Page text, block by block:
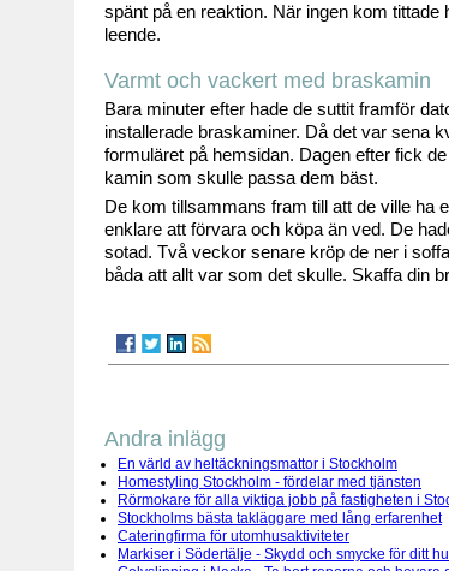
spänt på en reaktion. När ingen kom
leende.
Varmt och vackert med braskamin
Bara minuter efter hade de suttit framför
installerade braskaminer. Då det var sena
formuläret på hemsidan. Dagen efter fick
kamin som skulle passa dem bäst.
De kom tillsammans fram till att de ville ha
enklare att förvara och köpa än ved. De
sotad. Två veckor senare kröp de ner i
båda att allt var som det skulle. Skaffa din
Andra inlägg
En värld av heltäckningsmattor i Stockholm
Homestyling Stockholm - fördelar med tjänsten
Rörmokare för alla viktiga jobb på fastigheten i
Stockholms bästa takläggare med lång erfarenhet
Cateringfirma för utomhusaktiviteter
Markiser i Södertälje - Skydd och smycke för ditt